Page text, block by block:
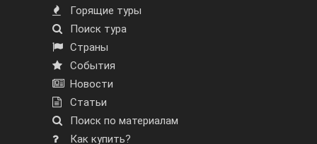
Горящие туры
Поиск тура
Страны
События
Новости
Статьи
Поиск по материалам
Как купить?